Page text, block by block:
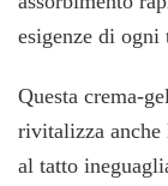
esigenze di
Questa crema-
rivitalizza anche
al tatto